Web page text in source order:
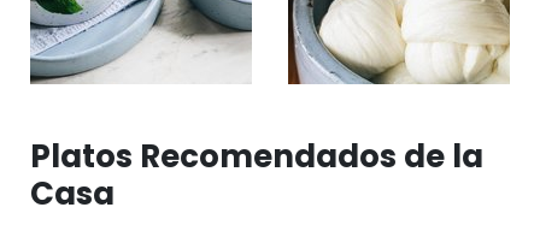
Platos Recomendados de la
Casa